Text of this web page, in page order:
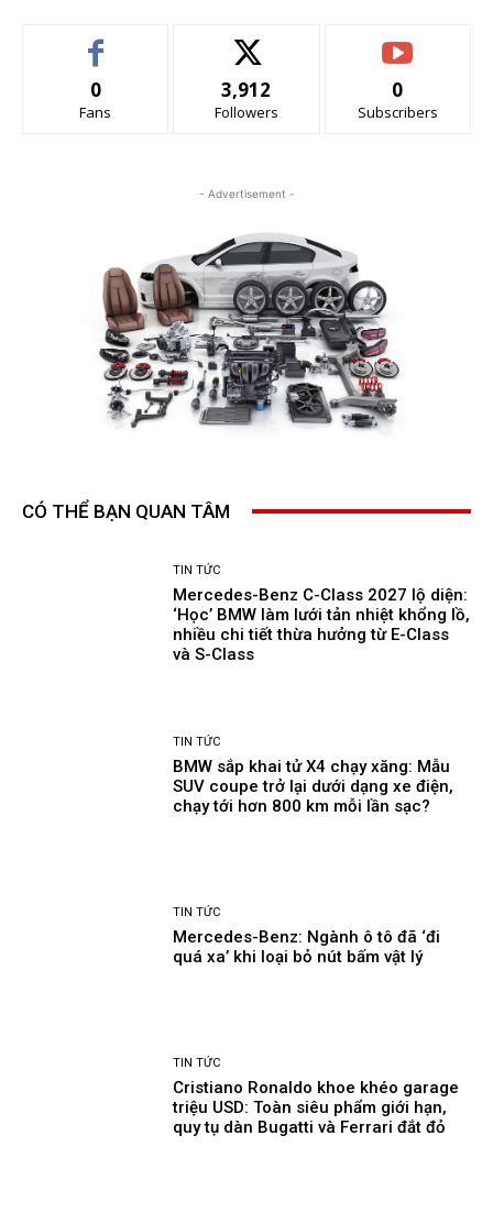
0
Fans
3,912
Followers
0
Subscribers
- Advertisement -
CÓ THỂ BẠN QUAN TÂM
TIN TỨC
Mercedes-Benz C-Class 2027 lộ diện:
‘Học’ BMW làm lưới tản nhiệt khổng lồ,
nhiều chi tiết thừa hưởng từ E-Class
và S-Class
TIN TỨC
BMW sắp khai tử X4 chạy xăng: Mẫu
SUV coupe trở lại dưới dạng xe điện,
chạy tới hơn 800 km mỗi lần sạc?
TIN TỨC
Mercedes-Benz: Ngành ô tô đã ‘đi
quá xa’ khi loại bỏ nút bấm vật lý
TIN TỨC
Cristiano Ronaldo khoe khéo garage
triệu USD: Toàn siêu phẩm giới hạn,
quy tụ dàn Bugatti và Ferrari đắt đỏ